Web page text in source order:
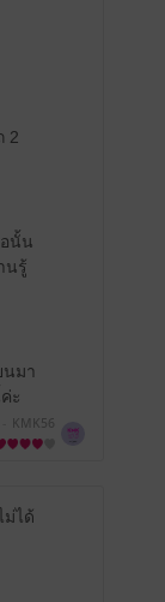
2
นั้น
นรู้
นมา
ะ
KMK56
ม่ได้